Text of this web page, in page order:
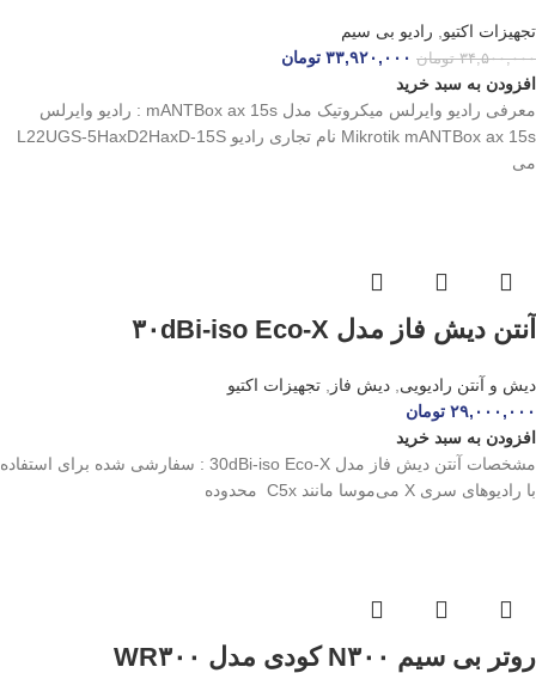
تجهیزات اکتیو رادیو بی سیم
۳۴,۵۰۰,۰۰۰ تومان ۳۳,۹۲۰,۰۰۰ تومان
افزودن به سبد خرید
معرفی رادیو وایرلس میکروتیک مدل mANTBox ax 15s : رادیو وایرلس
Mikrotik mANTBox ax 15s نام تجاری رادیو L22UGS-5HaxD2HaxD-15S
می
آنتن دیش فاز مدل ۳۰dBi-iso Eco-X
دیش و آنتن رادیویی دیش فاز
تجهیزات اکتیو
۲۹,۰۰۰,۰۰۰ تومان
افزودن به سبد خرید
مشخصات آنتن دیش فاز مدل 30dBi-iso Eco-X : سفارشی شده برای استفاده
با رادیوهای سری X می‌موسا مانند C5x محدوده
روتر بی سیم N۳۰۰ کودی مدل WR۳۰۰